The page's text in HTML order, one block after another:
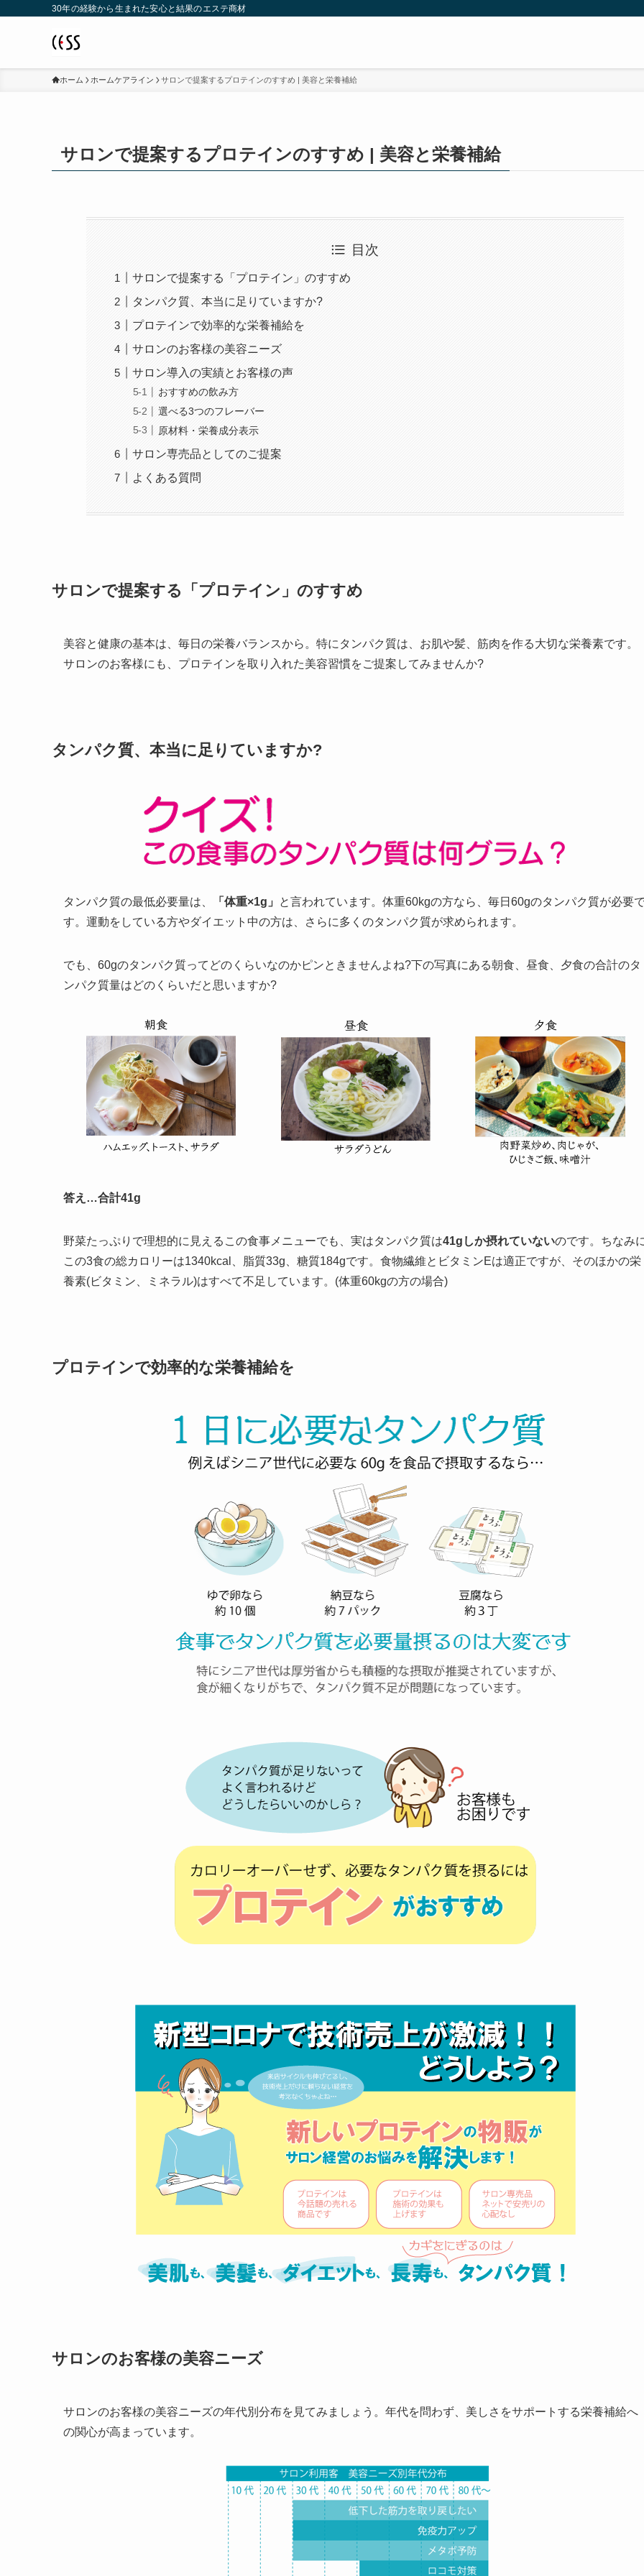
30年の経験から生まれた安心と結果のエステ商材
ホーム ホームケアライン サロンで提案するプロテインのすすめ | 美容と栄養補給
サロンで提案するプロテインのすすめ | 美容と栄養補給
目次
サロンで提案する「プロテイン」のすすめ
タンパク質、本当に足りていますか?
プロテインで効率的な栄養補給を
サロンのお客様の美容ニーズ
サロン導入の実績とお客様の声
おすすめの飲み方
選べる3つのフレーバー
原材料・栄養成分表示
サロン専売品としてのご提案
よくある質問
サロンで提案する「プロテイン」のすすめ
美容と健康の基本は、毎日の栄養バランスから。特にタンパク質は、お肌や髪、筋肉を作る大切な栄養素です。
サロンのお客様にも、プロテインを取り入れた美容習慣をご提案してみませんか?
タンパク質、本当に足りていますか?
タンパク質の最低必要量は、 「体重×1g」
と言われています。体重60kgの方なら、毎日60gのタンパク質が必要
す。運動をしている方やダイエット中の方は、さらに多くのタンパク質が求められます。
でも、60gのタンパク質ってどのくらいなのかピンときませんよね?下の写真にある朝食、昼食、夕食の合計のタ
ンパク質量はどのくらいだと思いますか?
答え…合計41g
野菜たっぷりで理想的に見えるこの食事メニューでも、実はタンパク質は41gしか摂れていないのです。ちなみ
この3食の総カロリーは1340kcal、脂質33g、糖質184gです。食物繊維とビタミンEは適正ですが、そのほかの栄
養素(ビタミン、ミネラル)はすべて不足しています。(体重60kgの方の場合)
プロテインで効率的な栄養補給を
サロンのお客様の美容ニーズ
サロンのお客様の美容ニーズの年代別分布を見てみましょう。年代を問わず、美しさをサポートする栄養補給へ
の関心が高まっています。